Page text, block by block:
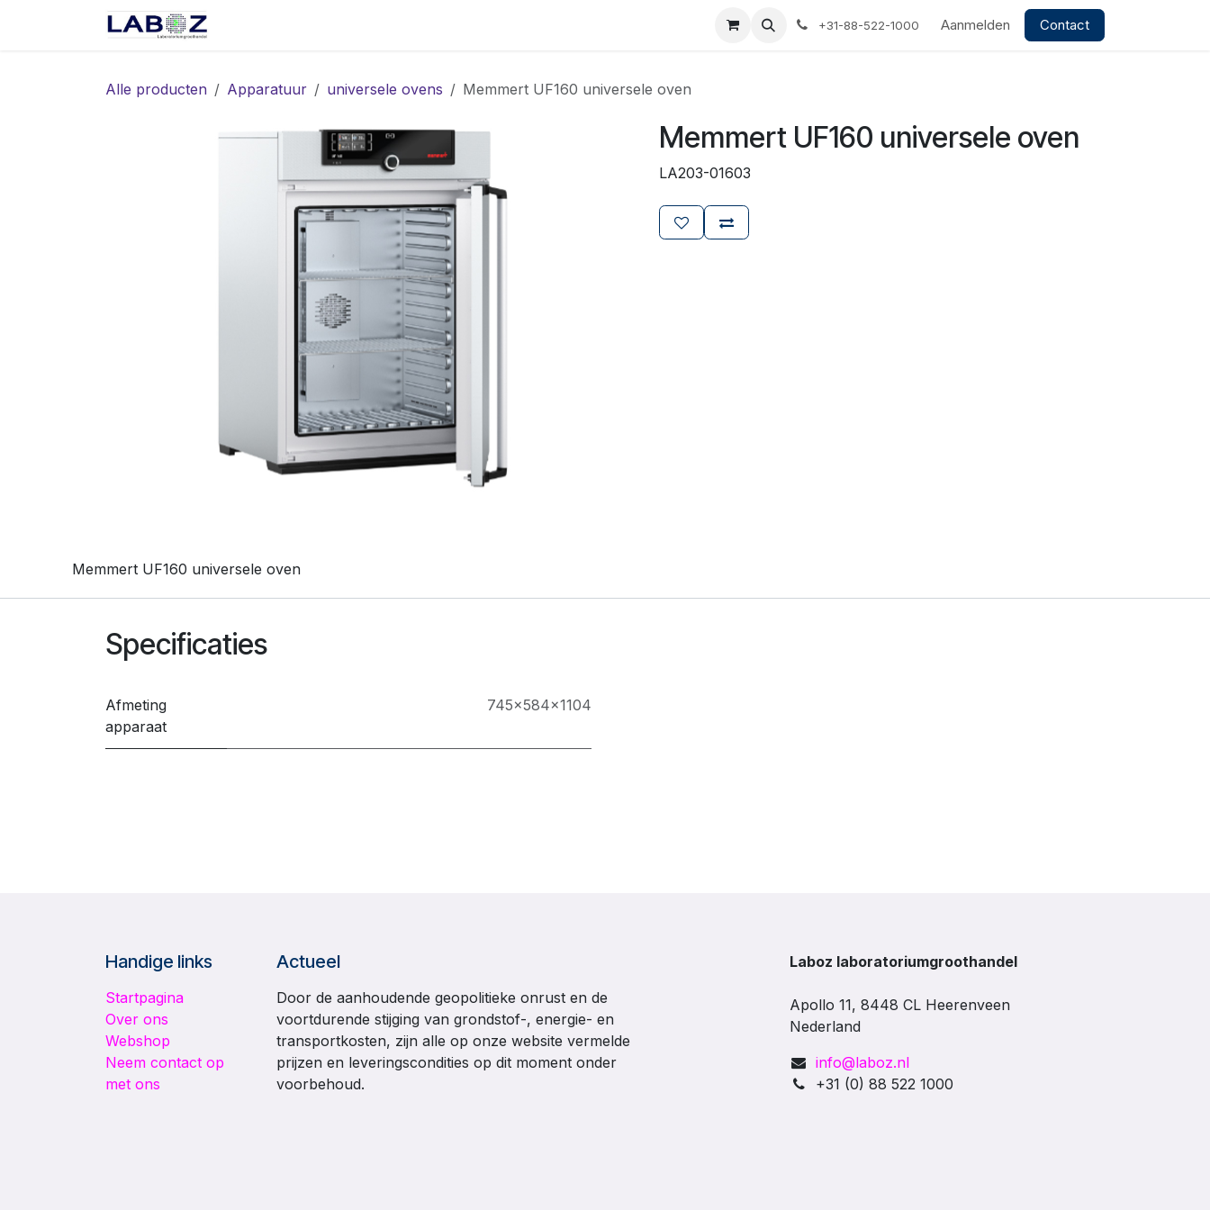
Klant worden +31-88-522-1000 Aanmelden Contact
Alle producten Apparatuur universele ovens Memmert UF160 universele oven
Memmert UF160 universele oven
LA203-01603
Memmert UF160 universele oven
Specificaties
Afmeting
apparaat
745x584x1104
Handige links
Startpagina
Over ons
Webshop
Neem contact op
met ons
Actueel
Door de aanhoudende geopolitieke onrust en de
voortdurende stijging van grondstof-, energie- en
transportkosten, zijn alle op onze website vermelde
prijzen en leveringscondities op dit moment onder
voorbehoud.
Laboz laboratoriumgroothandel
Apollo 11, 8448 CL Heerenveen
Nederland
info@laboz.nl
+31 (0) 88 522 1000